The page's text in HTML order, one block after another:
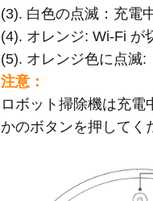
(3). 白色の点滅：充電中
(4). オレンジ: Wi-Fi が
(5). オレンジ色に点滅
注意：
ロボット掃除機は充
かのボタンを押してく